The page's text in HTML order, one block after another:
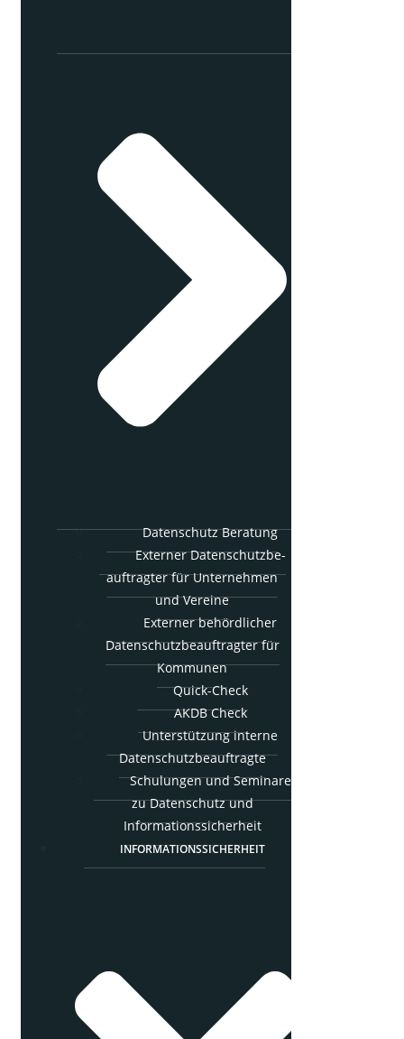
Daten­schutz Beratung
Exter­ner Daten­schutz­be­
auf­trag­ter für Unter­neh­men
und Vereine
Exter­ner behörd­li­cher
Daten­schutz­be­auf­trag­ter für
Kommunen
Quick-Check
AKDB Check
Unter­stüt­zung inter­ne
Datenschutzbeauftragte
Schu­lun­gen und Semi­na­re
zu Daten­schutz und
Informationssicherheit
INFOR­MA­TI­ONS­SI­CHER­HEIT